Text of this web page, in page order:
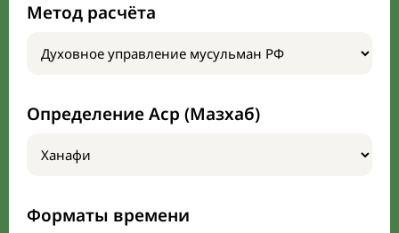
Метод расчёта
Определение Аср (Мазхаб)
Форматы времени